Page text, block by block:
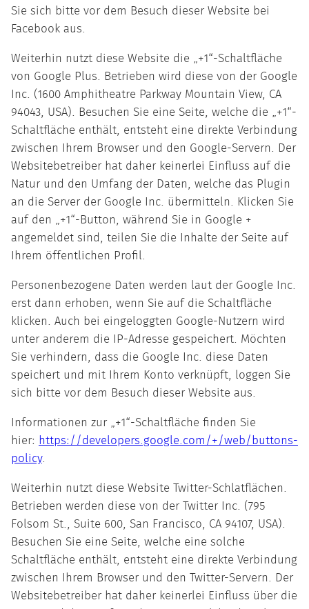
Sie sich bitte vor dem Besuch dieser Website bei
Facebook aus.
Weiterhin nutzt diese Website die „+1“-Schaltfläche
von Google Plus. Betrieben wird diese von der Google
Inc. (1600 Amphitheatre Parkway Mountain View, CA
94043, USA). Besuchen Sie eine Seite, welche die „+1“-
Schaltfläche enthält, entsteht eine direkte Verbindung
zwischen Ihrem Browser und den Google-Servern. Der
Websitebetreiber hat daher keinerlei Einfluss auf die
Natur und den Umfang der Daten, welche das Plugin
an die Server der Google Inc. übermitteln. Klicken Sie
auf den „+1“-Button, während Sie in Google +
angemeldet sind, teilen Sie die Inhalte der Seite auf
Ihrem öffentlichen Profil.
Personenbezogene Daten werden laut der Google Inc.
erst dann erhoben, wenn Sie auf die Schaltfläche
klicken. Auch bei eingeloggten Google-Nutzern wird
unter anderem die IP-Adresse gespeichert. Möchten
Sie verhindern, dass die Google Inc. diese Daten
speichert und mit Ihrem Konto verknüpft, loggen Sie
sich bitte vor dem Besuch dieser Website aus.
Informationen zur „+1“-Schaltfläche finden Sie
hier: https://developers.google.com/+/web/buttons-
policy.
Weiterhin nutzt diese Website Twitter-Schlatflächen.
Betrieben werden diese von der Twitter Inc. (795
Folsom St., Suite 600, San Francisco, CA 94107, USA).
Besuchen Sie eine Seite, welche eine solche
Schaltfläche enthält, entsteht eine direkte Verbindung
zwischen Ihrem Browser und den Twitter-Servern. Der
Websitebetreiber hat daher keinerlei Einfluss über die